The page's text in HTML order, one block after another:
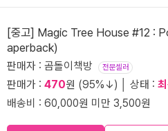
[중고] Magic Tree House #12 :
aperback)
판매자 : 곰돌이책방 전문셀러
판매가 : 470원 (95%↓) │ 상태 :
배송비 : 60,000원 미만 3,500원